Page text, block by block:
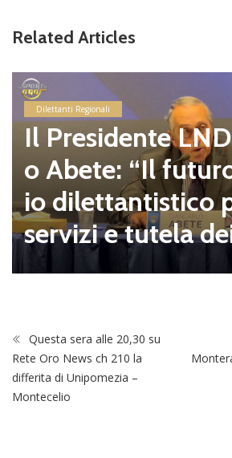
Related Articles
Dilettanti Regionali
Il Presidente
o Abete: “Il
io dilettantistico
servizi e tutela
Questa sera alle 20,30 su
Rete Oro News ch 210 la
differita di Unipomezia –
Montecelio